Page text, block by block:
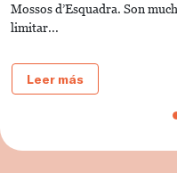
Mossos d’Esquadra. Son
limitar...
Leer más